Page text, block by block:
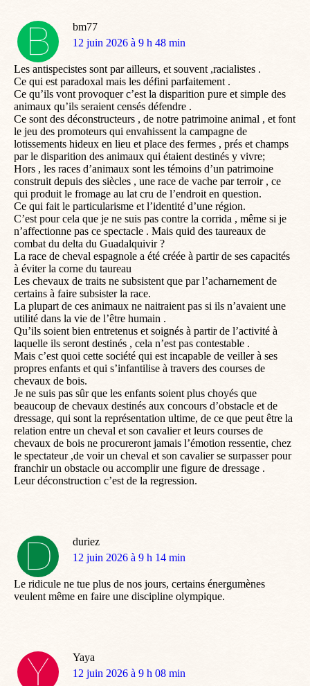
bm77
dit
12 juin 2026 à 9 h 48 min
Les antispecistes sont par ailleurs, et souvent ,racialistes .
Ce qui est paradoxal mais les défini parfaitement .
Ce qu’ils vont provoquer c’est la disparition pure et simple des
animaux qu’ils seraient censés défendre .
Ce sont des déconstructeurs , de notre patrimoine animal , et font
le jeu des promoteurs qui envahissent la campagne de
lotissements hideux en lieu et place des fermes , prés et champs
par le disparition des animaux qui étaient destinés y vivre;
Hors , les races d’animaux sont les témoins d’un patrimoine
construit depuis des siècles , une race de vache par terroir , ce
qui produit le fromage au lat cru de l’endroit en question.
Ce qui fait le particularisme et l’identité d’une région.
C’est pour cela que je ne suis pas contre la corrida , même si je
n’affectionne pas ce spectacle . Mais quid des taureaux de
combat du delta du Guadalquivir ?
La race de cheval espagnole a été créée à partir de ses capacités
à éviter la corne du taureau
Les chevaux de traits ne subsistent que par l’acharnement de
certains à faire subsister la race.
La plupart de ces animaux ne naitraient pas si ils n’avaient une
utilité dans la vie de l’être humain .
Qu’ils soient bien entretenus et soignés à partir de l’activité à
laquelle ils seront destinés , cela n’est pas contestable .
Mais c’est quoi cette société qui est incapable de veiller à ses
propres enfants et qui s’infantilise à travers des courses de
chevaux de bois.
Je ne suis pas sûr que les enfants soient plus choyés que
beaucoup de chevaux destinés aux concours d’obstacle et de
dressage, qui sont la représentation ultime, de ce que peut être la
relation entre un cheval et son cavalier et leurs courses de
chevaux de bois ne procureront jamais l’émotion ressentie, chez
le spectateur ,de voir un cheval et son cavalier se surpasser pour
franchir un obstacle ou accomplir une figure de dressage .
Leur déconstruction c’est de la regression.
duriez
dit
12 juin 2026 à 9 h 14 min
Le ridicule ne tue plus de nos jours, certains énergumènes
veulent même en faire une discipline olympique.
Yaya
dit
12 juin 2026 à 9 h 08 min